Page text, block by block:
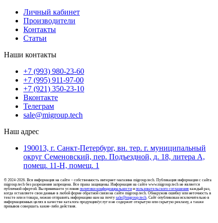
Личный кабинет
Производители
Контакты
Статьи
Наши контакты
+7 (993) 980-23-60
+7 (995) 911-97-00
+7 (921) 350-23-10
Вконтакте
Телеграм
sale@migroup.tech
Наш адрес
190013, г. Санкт-Петербург, вн. тер. г. муниципальный
округ Семеновский, пер. Подъездной, д. 18, литера А,
помещ. 11-Н, помещ. 1
© 2024-2026. Вся информация на сайте – собственность интернет-магазина migroup.tech. Публикация информации с сайта
migroup.tech без разрешения запрещена. Все права защищены. Информация на сайте www.migroup.tech не является
публичной офертой. Вы принимаете условия политики конфиденциальности и пользовательского соглашения каждый раз,
когда оставляете свои данные в любой форме обратной связи на сайте migroup.tech. Обнаружив ошибку или неточность в
тексте или и товара, можно отправить информацию нам на почту sale@migroup.tech. Сайт опубликован исключительно в
информационных целях в качестве каталога продукции/услуг и не содержит открытую или скрытую рекламу, а также
призывов совершать какие-либо действия.